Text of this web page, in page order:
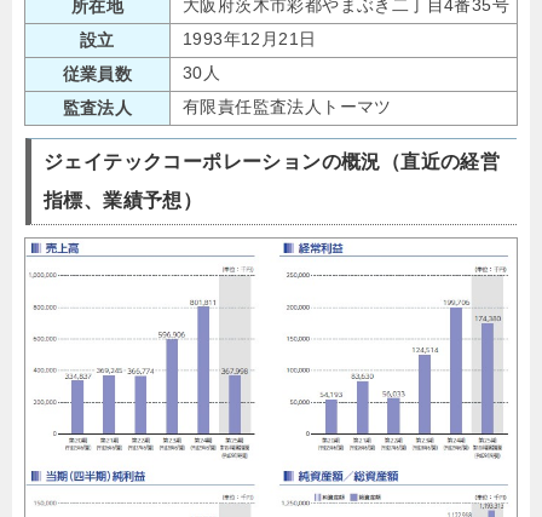
所在地
大阪府茨木市彩都やまぶき二丁目4番35号
設立
1993年12月21日
従業員数
30人
監査法人
有限責任監査法人トーマツ
ジェイテックコーポレーションの概況（直近の経営
指標、業績予想）